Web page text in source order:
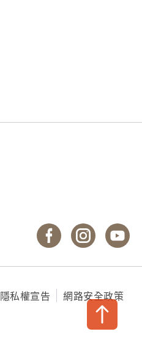
國立臺灣歷史博
國立臺灣
隱私權宣告 網路安全政策